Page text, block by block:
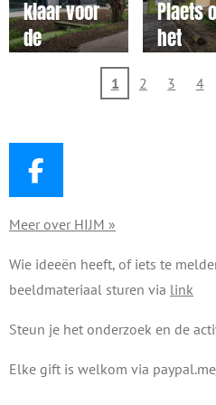
Ouderkerk
klaar voor
de
Plaets
het
vordert
1 2 3 4
F
a
c
e
b
o
Meer over HIJM »
Wie ideeën heeft, of iets te
beeldmateriaal sturen via link
Steun je het onderzoek en de
Elke gift is welkom via